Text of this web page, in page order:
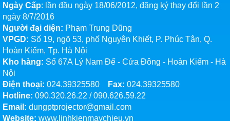
Ngày Cấp: lần đầu ngày 18/06/2012, đăng ký thay đổi lần 2
ngày 8/7/2016
Người đại diện: Phạm Trung Dũng
VPGD: Số 19, ngõ 53, phố Nguyên Khiết, P. Phúc Tân, Q.
Hoàn Kiếm, Tp. Hà Nội
Kho hàng: Số 67A Lý Nam Đế - Cửa Đông - Hoàn Kiếm - Hà
Nội
Điện thoại: 024.39325580 Fax: 024.39325580
Hotline: 090.320.26.22 /090.626.59.22
Email: dungptprojector@gmail.com
Website: www.linhkienmaychieu.vn